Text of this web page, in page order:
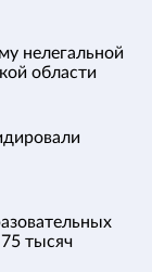
нелегальной
области
75 тысяч